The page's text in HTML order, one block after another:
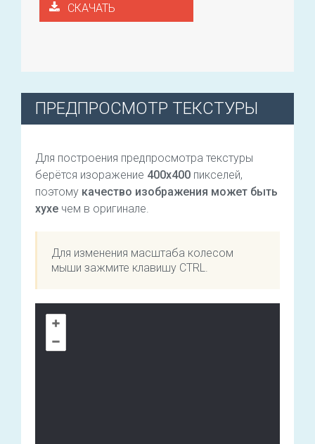
СКАЧАТЬ
ПРЕДПРОСМОТР ТЕКСТУРЫ
Для построения предпросмотра текстуры
берётся изоражение 400х400 пикселей,
поэтому качество изображения может быть
хухе чем в оригинале.
Для изменения масштаба колесом
мыши зажмите клавишу CTRL.